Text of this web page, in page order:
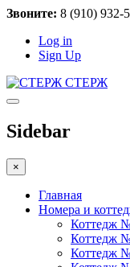
Звоните: 8 (910) 932-
Log in
Sign Up
СТЕРЖ
Sidebar
×
Главная
Номера и
Коттедж
Коттедж
Коттедж